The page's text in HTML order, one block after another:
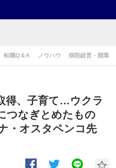
転職Q＆A ノウハウ 病院経営・開業
得、子育て…ウクラ
つなぎとめたもの
・オスタペンコ先